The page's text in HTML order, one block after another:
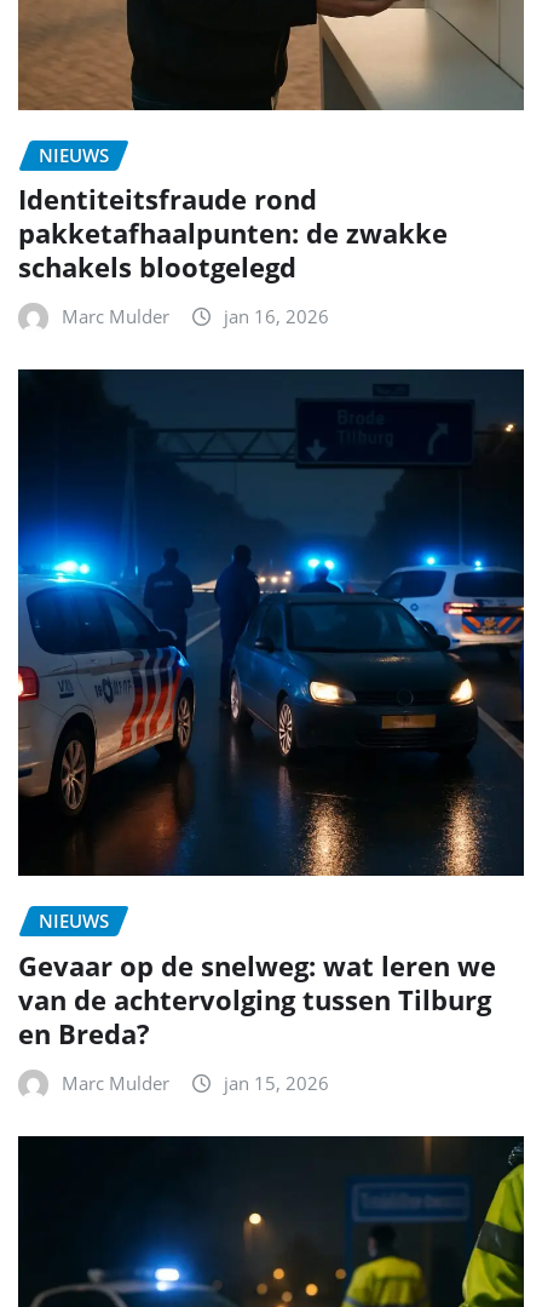
NIEUWS
Identiteitsfraude rond
pakketafhaalpunten: de zwakke
schakels blootgelegd
Marc Mulder jan 16, 2026
NIEUWS
Gevaar op de snelweg: wat leren we
van de achtervolging tussen Tilburg
en Breda?
Marc Mulder jan 15, 2026